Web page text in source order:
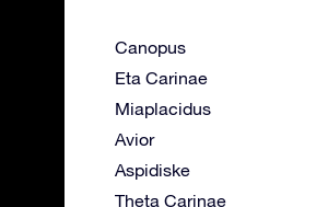
Canopus
Eta Carinae
Miaplacidus
Avior
Aspidiske
Theta Carinae